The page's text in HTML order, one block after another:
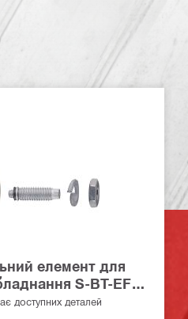
елемент для
S-BT-EF
доступних деталей